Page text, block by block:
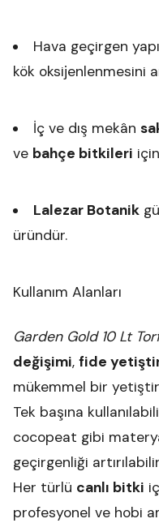
Hava geçirgen
kök oksijenlenmesini
İç ve dış mekân
ve bahçe bitkileri
Lalezar Botanik
üründür.
Kullanım Alanları
Garden Gold 10 Lt
değişimi, fide
mükemmel bir
Tek başına
cocopeat gibi
geçirgenliği
Her türlü canlı bitki
profesyonel ve hobi